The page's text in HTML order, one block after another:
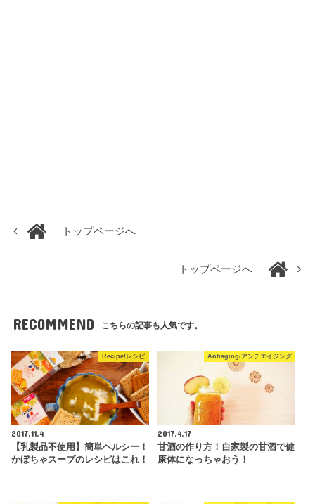
トップページへ
トップページへ
RECOMMEND こちらの記事も人気です。
Recipe/レシピ
2017.11.4
【乳製品不使用】簡単ヘルシー！
かぼちゃスープのレシピはこれ！
Antiaging/アンチエイジング
2017.4.17
甘酒の作り方！自家製の甘酒で健
康体になっちゃおう！